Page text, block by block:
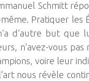
Schmitt
Pratiquer les
d’autre but que
n’avez-vous
voire leur
nous révèle